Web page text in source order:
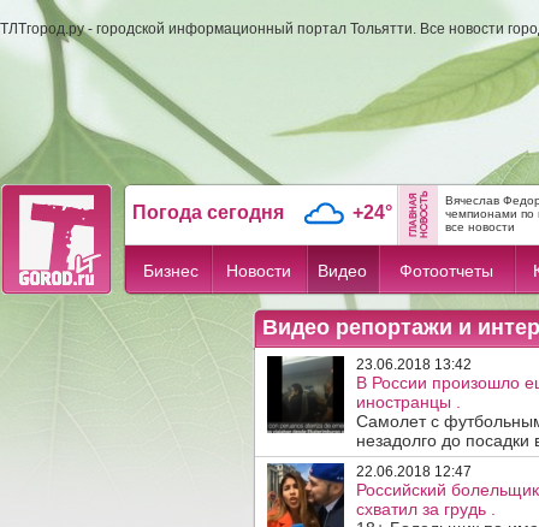
ТЛТгород.ру - городской информационный портал Тольятти. Все новости
Погода сегодня +24°
Вячеслав
чемпионами по
все новости
Бизнес Новости Видео Фотоотчеты
Видео репортажи и
23.06.2018 13:42
В России произошло
иностранцы .
Самолет с
незадолго до
22.06.2018 12:47
Российский
схватил за грудь .